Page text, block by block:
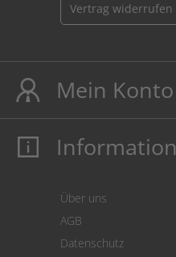
Vertrag widerrufen
Mein Konto
Mein Konto
Information
Über uns
AGB
Datenschutz